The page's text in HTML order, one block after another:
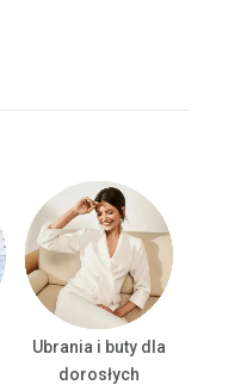
Ubrania i buty dla
dorosłych